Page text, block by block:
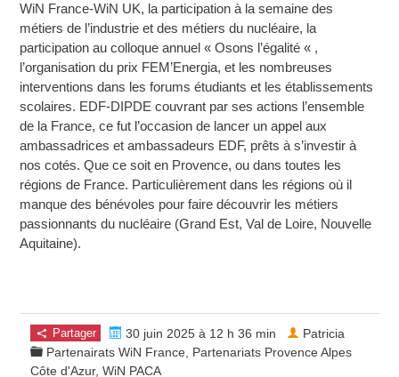
WiN France-WiN UK, la participation à la semaine des
métiers de l’industrie et des métiers du nucléaire, la
participation au colloque annuel « Osons l’égalité « ,
l’organisation du prix FEM’Energia, et les nombreuses
interventions dans les forums étudiants et les établissements
scolaires. EDF-DIPDE couvrant par ses actions l’ensemble
de la France, ce fut l’occasion de lancer un appel aux
ambassadrices et ambassadeurs EDF, prêts à s’investir à
nos cotés. Que ce soit en Provence, ou dans toutes les
régions de France. Particulièrement dans les régions où il
manque des bénévoles pour faire découvrir les métiers
passionnants du nucléaire (Grand Est, Val de Loire, Nouvelle
Aquitaine).
Partager
30 juin 2025 à 12 h 36 min
Partenairats WiN France Partenariats Provence Alpes
Côte d'Azur,WiN PACA
Patricia